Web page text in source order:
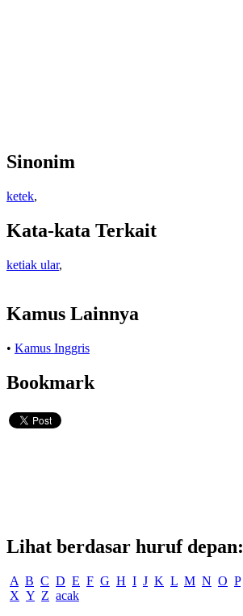
Sinonim
ketek,
Kata-kata Terkait
ketiak ular,
Kamus Lainnya
• Kamus Inggris
Bookmark
Lihat berdasar huruf depan:
A B C D E F G H I J K L M N O P
X Y Z acak